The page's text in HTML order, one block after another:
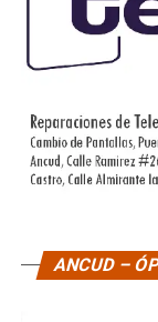
ANCUD –